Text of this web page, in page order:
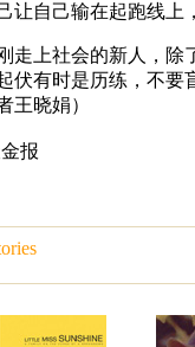
让自己输在起跑线上
走上社会的新人，
伏有时是历练，不要
王晓娟）
报